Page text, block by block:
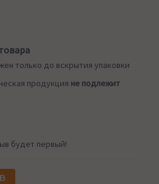
только до вскрытия упаковки
продукция не подлежит
будет первый!